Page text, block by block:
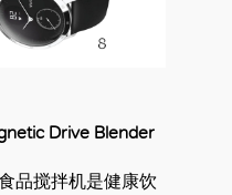
Drive Blender
品搅拌机是健康饮